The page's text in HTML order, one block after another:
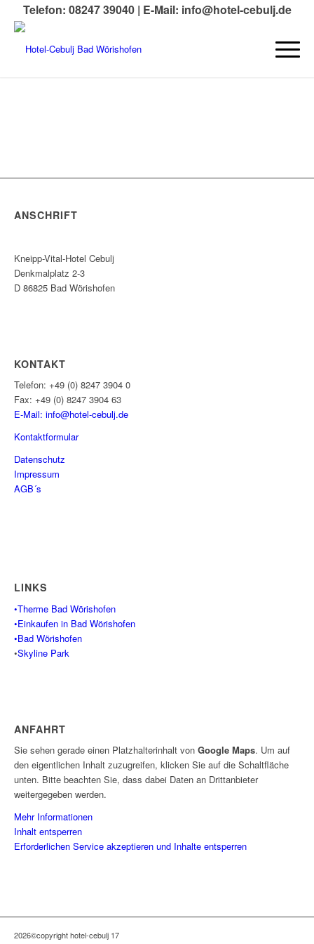
Telefon: 08247 39040 | E-Mail: info@hotel-cebulj.de
ANSCHRIFT
Kneipp-Vital-Hotel Cebulj
Denkmalplatz 2-3
D 86825 Bad Wörishofen
KONTAKT
Telefon: +49 (0) 8247 3904 0
Fax: +49 (0) 8247 3904 63
E-Mail: info@hotel-cebulj.de
Kontaktformular
Datenschutz
Impressum
AGB´s
LINKS
•Therme Bad Wörishofen
•Einkaufen in Bad Wörishofen
•Bad Wörishofen
•Skyline Park
ANFAHRT
Sie sehen gerade einen Platzhalterinhalt von Google Maps. Um auf
den eigentlichen Inhalt zuzugreifen, klicken Sie auf die Schaltfläche
unten. Bitte beachten Sie, dass dabei Daten an Drittanbieter
weitergegeben werden.
Mehr Informationen
Inhalt entsperren
Erforderlichen Service akzeptieren und Inhalte entsperren
2026©copyright hotel-cebulj 17